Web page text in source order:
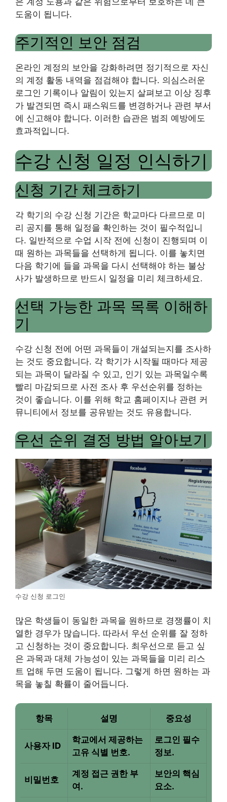
도움이 됩니다.
주기적인 보안 점검
온라인 계정의 보안을 강화하려면 정기적으로 자신
의 계정 활동 내역을 점검해야 합니다. 의심스러운
로그인 기록이나 알림이 있는지 살펴보고 이상 징후
가 발견되면 즉시 패스워드를 변경하거나 관련 부서
에 신고해야 합니다. 이러한 습관은 범죄 예방에도
효과적입니다.
수강 신청 일정 인식하기
신청 기간 체크하기
각 학기의 수강 신청 기간은 학교마다 다르므로 미
리 공지를 통해 일정을 확인하는 것이 필수적입니
다. 일반적으로 수업 시작 전에 신청이 진행되며 이
때 원하는 과목들을 선택하게 됩니다. 이를 놓치면
다음 학기에 들을 과목을 다시 선택해야 하는 불상
사가 발생하므로 반드시 일정을 미리 체크하세요.
선택 가능한 과목 목록 이해하
기
수강 신청 전에 어떤 과목들이 개설되는지를 조사하
는 것도 중요합니다. 각 학기가 시작될 때마다 제공
되는 과목이 달라질 수 있고, 인기 있는 과목일수록
빨리 마감되므로 사전 조사 후 우선순위를 정하는
것이 좋습니다. 이를 위해 학교 홈페이지나 관련 커
뮤니티에서 정보를 공유받는 것도 유용합니다.
우선 순위 결정 방법 알아보기
수강 신청 로그인
많은 학생들이 동일한 과목을 원하므로 경쟁률이 치
열한 경우가 많습니다. 따라서 우선 순위를 잘 정하
고 신청하는 것이 중요합니다. 최우선으로 듣고 싶
은 과목과 대체 가능성이 있는 과목들을 미리 리스
트 업해 두면 도움이 됩니다. 그렇게 하면 원하는 과
목을 놓칠 확률이 줄어듭니다.
항목 설명 중요성
사용자 ID
학교에서 제공하는
고유 식별 번호.
로그인 필수
정보.
비밀번호
계정 접근 권한 부
여.
보안의 핵심
요소.